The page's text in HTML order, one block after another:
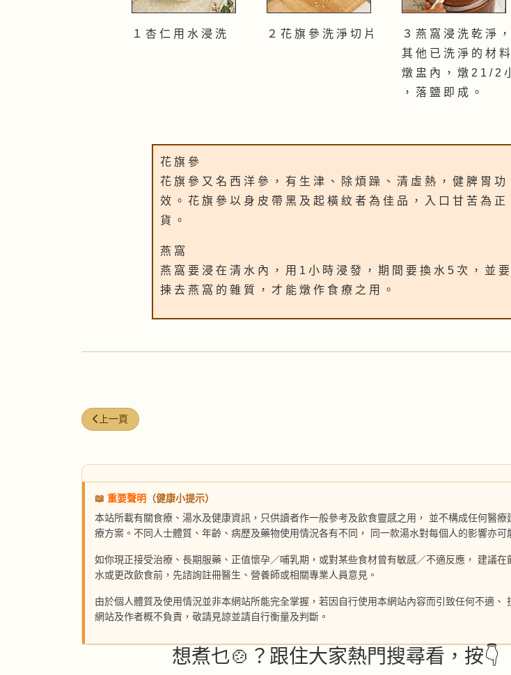
１ 杏 仁 用 水 浸 洗 ２ 花 旗 參 洗 淨 切 片
３ 燕 窩 浸 洗 乾 淨
其 他 已 洗 淨 的 材 料
燉 盅 內 ， 燉 2 1 / 2
， 落 鹽 即 成 。
花 旗 參
花 旗 參 又 名 西 洋 參 ， 有 生 津 、 除 煩 躁 、 清 虛 熱 ， 健 脾 胃 功
效 。 花 旗 參 以 身 皮 帶 黑 及 起 橫 紋 者 為 佳 品 ， 入 口 甘 苦 為 正
貨 。
燕 窩
燕 窩 要 浸 在 清 水 內 ， 用 1 小 時 浸 發 ， 期 間 要 換 水 5 次 ， 並 要
揀 去 燕 窩 的 雜 質 ， 才 能 燉 作 食 療 之 用 。
上一篇文章: 養陰安神人參湯
上一頁
📖 重要聲明
（健康小提示）
本站所載有關食療、湯水及健康資訊，只供讀者作一般參考及飲食靈感之用， 並不構成任何醫療
療方案。不同人士體質、年齡、病歷及藥物使用情況各有不同， 同一款湯水對每個人的影響亦可
如你現正接受治療、長期服藥、正值懷孕／哺乳期，或對某些食材曾有敏感／不適反應， 建議在
水或更改飲食前，先諮詢註冊醫生、營養師或相關專業人員意見。
由於個人體質及使用情況並非本網站所能完全掌握，若因自行使用本網站內容而引致任何不適、
網站及作者概不負責，敬請見諒並請自行衡量及判斷。
想煮乜🍲？跟住大家熱門搜尋看，按👇